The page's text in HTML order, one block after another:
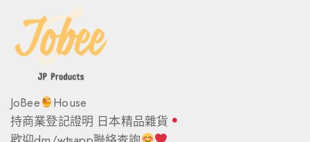
JoBee
House
持商業登記證明 日本精品雜貨